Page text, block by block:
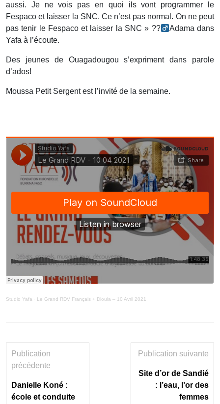
aussi. Je ne vois pas en quoi ils vont programmer le
Fespaco et laisser la SNC. Ce n’est pas normal. On ne peut
pas tenir le Fespaco et laisser la SNC » ??‍
Adama dans
Yafa à l’écoute.
Des jeunes de Ouagadougou s’expriment dans parole
d’ados!
Moussa Petit Sergent est l’invité de la semaine.
Studio Yafa · Le Grand RDV Français + Dioula – 10 Avril 2021
Publication
précédente
Danielle Koné :
école et conduite
Publication suivante
Site d’or de Sandié
: l’eau, l’or des
femmes